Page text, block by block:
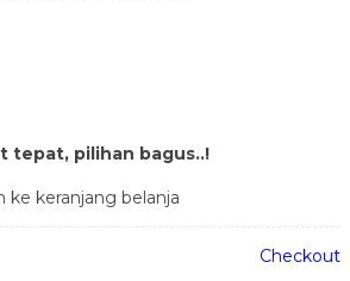
tepat, pilihan bagus..!
ke keranjang belanja
Checkout